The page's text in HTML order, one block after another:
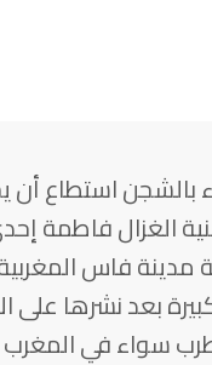
استطاع أن
الغزال فاطمة
مدينة فاس
بعد نشرها على
سواء في المغرب